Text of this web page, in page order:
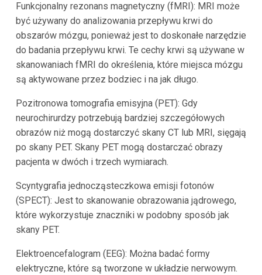
Funkcjonalny rezonans magnetyczny (fMRI): MRI może
być używany do analizowania przepływu krwi do
obszarów mózgu, ponieważ jest to doskonałe narzędzie
do badania przepływu krwi. Te cechy krwi są używane w
skanowaniach fMRI do określenia, które miejsca mózgu
są aktywowane przez bodziec i na jak długo.
Pozitronowa tomografia emisyjna (PET): Gdy
neurochirurdzy potrzebują bardziej szczegółowych
obrazów niż mogą dostarczyć skany CT lub MRI, sięgają
po skany PET. Skany PET mogą dostarczać obrazy
pacjenta w dwóch i trzech wymiarach.
Scyntygrafia jednocząsteczkowa emisji fotonów
(SPECT): Jest to skanowanie obrazowania jądrowego,
które wykorzystuje znaczniki w podobny sposób jak
skany PET.
Elektroencefalogram (EEG): Można badać formy
elektryczne, które są tworzone w układzie nerwowym.